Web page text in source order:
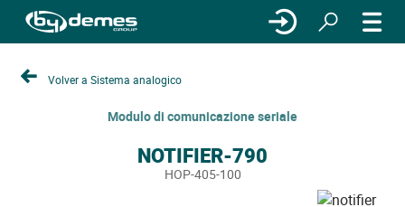
Volver a Sistema analogico
Modulo di comunicazione seriale
NOTIFIER-790
HOP-405-100